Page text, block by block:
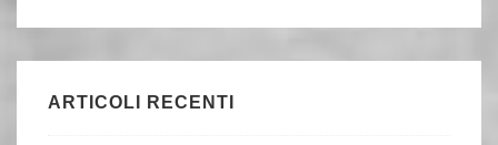
ARTICOLI RECENTI